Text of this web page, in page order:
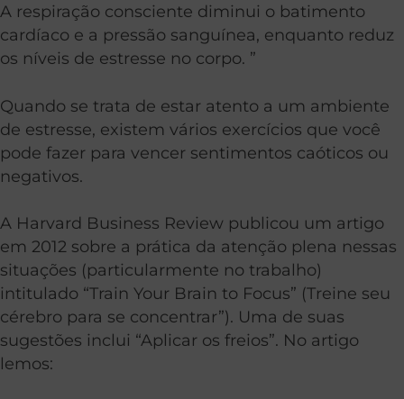
A respiração consciente diminui o batimento
cardíaco e a pressão sanguínea, enquanto reduz
os níveis de estresse no corpo. ”
Quando se trata de estar atento a um ambiente
de estresse, existem vários exercícios que você
pode fazer para vencer sentimentos caóticos ou
negativos.
A Harvard Business Review publicou um artigo
em 2012 sobre a prática da atenção plena nessas
situações (particularmente no trabalho)
intitulado “Train Your Brain to Focus” (Treine seu
cérebro para se concentrar”). Uma de suas
sugestões inclui “Aplicar os freios”. No artigo
lemos: